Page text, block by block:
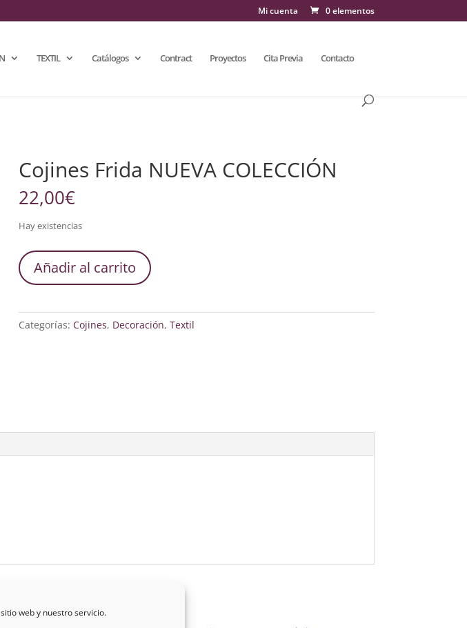
web y nuestro servicio.
Mi cuenta 0 elementos
TEXTIL Catálogos Contract Proyectos Cita Previa Contacto
Cojines Frida NUEVA COLECCIÓN
22,00€
Hay existencias
Cojines
Frida
NUEVA
cantidad
Añadir al carrito
Categorías: Cojines, Decoración, Textil